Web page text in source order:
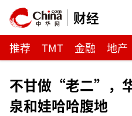
财经
推荐 TMT 金融 地产
不甘做“老二”，
泉和娃哈哈腹地